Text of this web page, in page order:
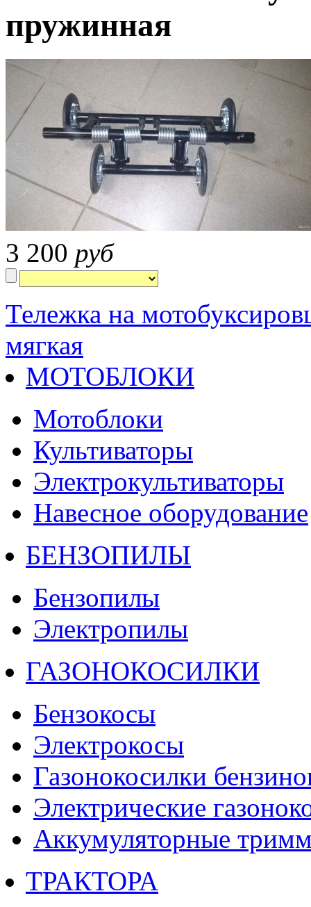
пружинная
3 200 руб
Тележка на
мягкая
МОТОБЛОКИ
Мотоблоки
Культиваторы
Электрокультиваторы
Навесное оборудование
БЕНЗОПИЛЫ
Бензопилы
Электропилы
ГАЗОНОКОСИЛКИ
Бензокосы
Электрокосы
Газонокосилки
Электрические
Аккумуляторные
ТРАКТОРА